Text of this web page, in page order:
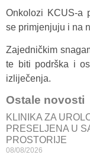
Onkolozi KCUS-a
se primjenjuju i na
Zajedničkim
te biti podrška i
izliječenja.
Ostale novosti
KLINIKA ZA
PRESELJENA U
PROSTORIJE
08/08/2026